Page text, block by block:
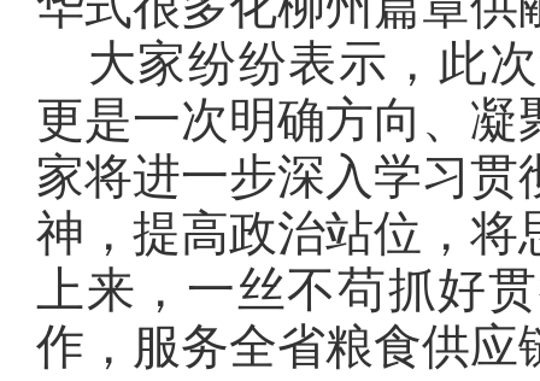
大家纷纷表示，此
更是一次明确方向、
家将进一步深入学习
神，提高政治站位，将
上来，一丝不苟抓好
作，服务全省粮食供应